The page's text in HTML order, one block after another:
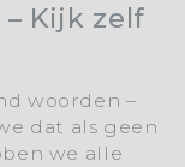
Kijk zelf
woorden –
dat als geen
we alle